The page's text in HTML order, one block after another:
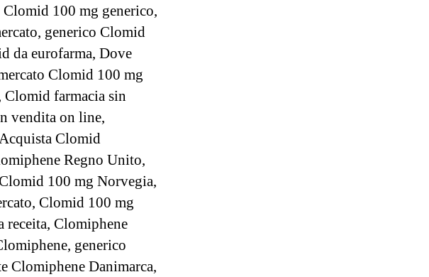
100 mg generico,
generico Clomid
da eurofarma, Dove
Clomid 100 mg
farmacia sin
vendita on line,
Clomid
Regno Unito,
100 mg Norvegia,
Clomid 100 mg
receita, Clomiphene
generico
Clomiphene Danimarca,